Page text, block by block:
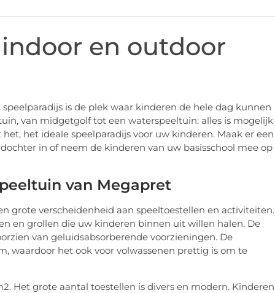
en outdoor
is de plek waar kinderen de hele dag kunnen
van midgetgolf tot een waterspeeltuin: alles is mogelijk
het ideale speelparadijs voor uw kinderen. Maak er een
in of neem de kinderen van uw basisschool mee op
van Megapret
grote verscheidenheid aan speeltoestellen en activiteiten.
en grollen die uw kinderen binnen uit willen halen. De
van geluidsabsorberende voorzieningen. De
waardoor het ook voor volwassenen prettig is om te
Het grote aantal toestellen is divers en modern. Kinderen